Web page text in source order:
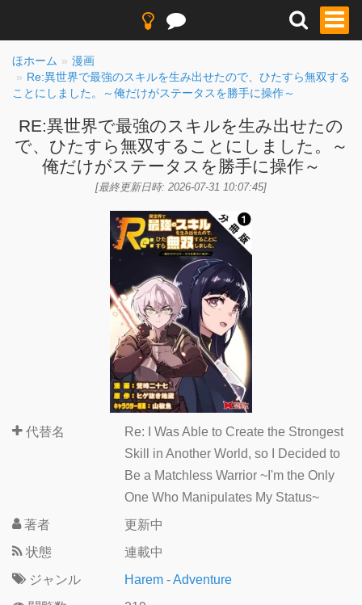
ほホーム
漫画
Re:異世界で最強のスキルを生み出せたので、ひたすら無双する
ことにしました。～俺だけがステータスを勝手に操作～
RE:異世界で最強のスキルを生み出せたの
で、ひたすら無双することにしました。～
俺だけがステータスを勝手に操作～
[最終更新日時: 2026-07-31 10:07:45]
代替名
Re: I Was Able to Create the Strongest
Skill in Another World, so I Decided to
Be a Matchless Warrior ~I'm the Only
One Who Manipulates My Status~
著者
更新中
状態
連載中
ジャンル
Harem -Adventure